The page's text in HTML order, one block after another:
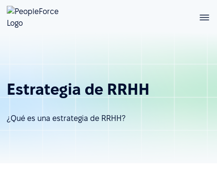
Estrategia de RRHH
¿Qué es una estrategia de RRHH?